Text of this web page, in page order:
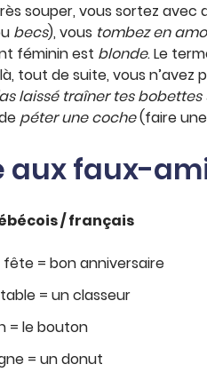
souper, vous sortez
becs), vous tombez en
féminin est blonde. Le
tout de suite, vous n’avez
laissé traîner tes bobettes
péter une coche(faire
aux faux-
/ français
= bon anniversaire
= un classeur
= le bouton
= un donut